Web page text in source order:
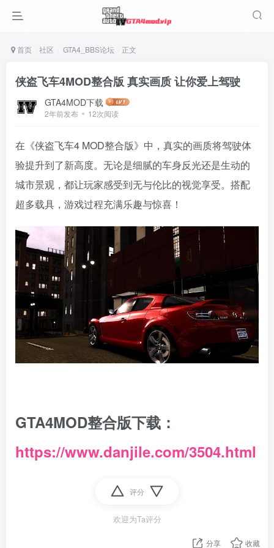
首页 社区 GTA4_BBS论坛 正文
侠盗飞车4MOD整合版 真实画质 让你爱上驾驶
GTA4MOD下载
2年前发布 12次阅读
在《侠盗飞车4 MOD整合版》中，真实的画质将驾驶体
验提升到了新高度。无论是细腻的车身反光还是生动的
城市景观，都让玩家感受到无与伦比的视觉享受。搭配
超多载具，游戏过程充满乐趣与惊喜！
GTA4MOD整合版下载：
https://www.danjile.com/3504.html
评分
欢迎为Ta评分
分享 收藏